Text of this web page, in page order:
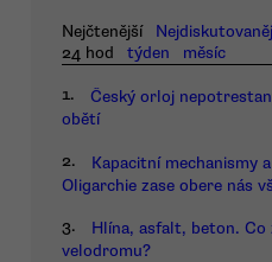
Nejčtenější
24 hod
týden měsíc
1.
Český orloj
obětí
2.
Kapacitní mechanismy
Oligarchie zase obere nás
3.
Hlína, asfalt, beton. Co
velodromu?